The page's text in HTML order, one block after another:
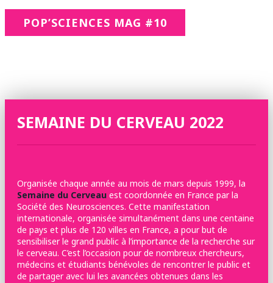
POP’SCIENCES MAG #10
SEMAINE DU CERVEAU 2022
Organisée chaque année au mois de mars depuis 1999, la
Semaine du Cerveau est coordonnée en France par la
Société des Neurosciences. Cette manifestation
internationale, organisée simultanément dans une centaine
de pays et plus de 120 villes en France, a pour but de
sensibiliser le grand public à l’importance de la recherche sur
le cerveau. C’est l’occasion pour de nombreux chercheurs,
médecins et étudiants bénévoles de rencontrer le public et
de partager avec lui les avancées obtenues dans les